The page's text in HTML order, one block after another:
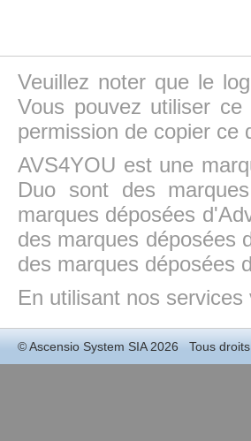
Veuillez noter que le
Vous pouvez utiliser
permission de copier ce
AVS4YOU est une
Duo sont des
marques déposées
des marques déposées
des marques déposées
En utilisant nos
©Ascensio System SIA2026 Tous droits